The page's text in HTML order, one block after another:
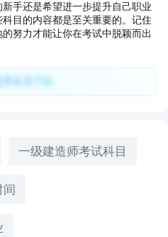
手还是希望进一步提升自己职业
目的内容都是至关重要的。记住
努力才能让你在考试中脱颖而出
从当下始。
一级建造师考试科目